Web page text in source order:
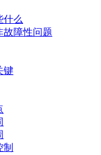
什么
故障性问题
键